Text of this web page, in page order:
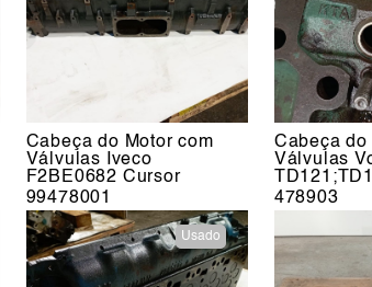
Cabeça do Motor com
Válvulas Iveco
F2BE0682 Cursor
99478001
Cabeça do
Válvulas
478903
Usado